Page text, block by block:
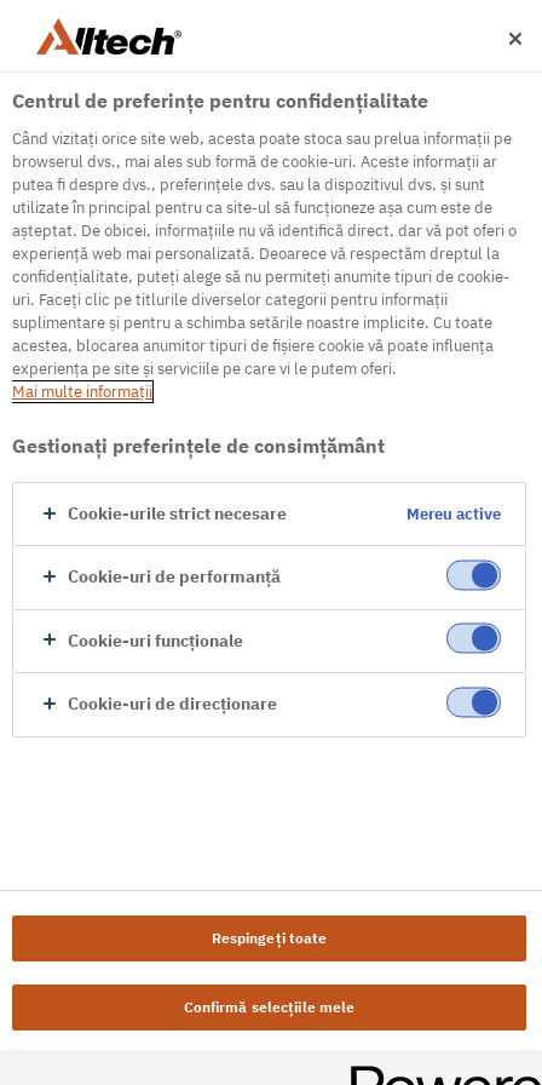
500
Internal Error Server
It seems we're experiencing some technical
difficulties. Try refreshing the page or go to the
homepage
Go to Homepage
Centrul de preferințe pentru confidențialitate
Când vizitați orice site web, acesta poate stoca sau prelua informații pe
browserul dvs., mai ales sub formă de cookie-uri. Aceste informații ar
putea fi despre dvs., preferințele dvs. sau la dispozitivul dvs. și sunt
utilizate în principal pentru ca site-ul să funcționeze așa cum este de
așteptat. De obicei, informațiile nu vă identifică direct, dar vă pot oferi o
experiență web mai personalizată. Deoarece vă respectăm dreptul la
confidențialitate, puteți alege să nu permiteți anumite tipuri de cookie-
uri. Faceți clic pe titlurile diverselor categorii pentru informații
suplimentare și pentru a schimba setările noastre implicite. Cu toate
acestea, blocarea anumitor tipuri de fișiere cookie vă poate influența
experiența pe site și serviciile pe care vi le putem oferi.
Mai multe informaţii
Gestionați preferințele de consimțământ
Cookie-urile strict necesare Mereu active
Cookie-uri de performanță
Cookie-uri funcționale
Cookie-uri de direcționare
Respingeți toate
Confirmă selecțiile mele